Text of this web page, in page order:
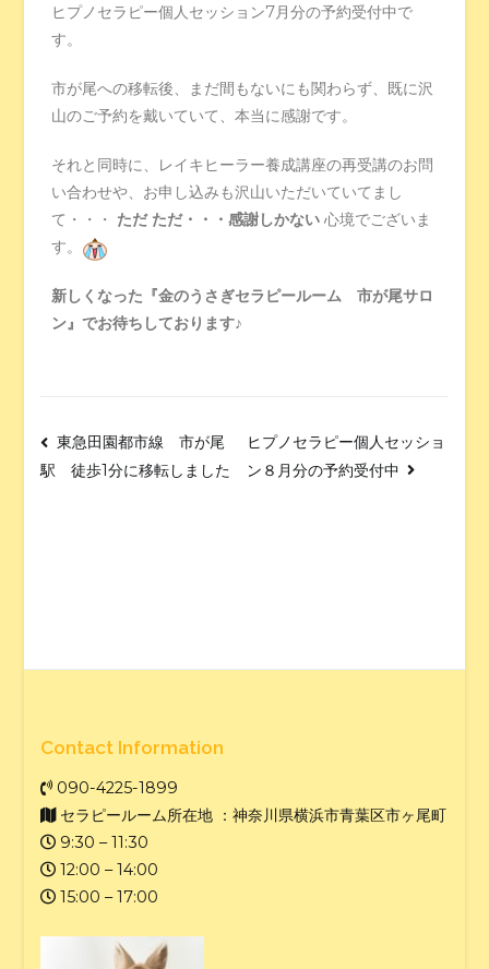
ヒプノセラピー個人セッション7月分の予約受付中で
す。
市が尾への移転後、まだ間もないにも関わらず、既に沢
山のご予約を戴いていて、本当に感謝です。
それと同時に、レイキヒーラー養成講座の再受講のお問
い合わせや、お申し込みも沢山いただいていてまし
て・・・ ただ ただ・・・感謝しかない心境でございま
す。
新しくなった『金のうさぎセラピールーム 市が尾サロ
ン』でお待ちしております♪
東急田園都市線 市が尾
駅 徒歩1分に移転しました
ヒプノセラピー個人セッショ
ン８月分の予約受付中
Contact Information
090-4225-1899
セラピールーム所在地 ：神奈川県横浜市青葉区市ヶ尾町
9:30 – 11:30
12:00 – 14:00
15:00 – 17:00